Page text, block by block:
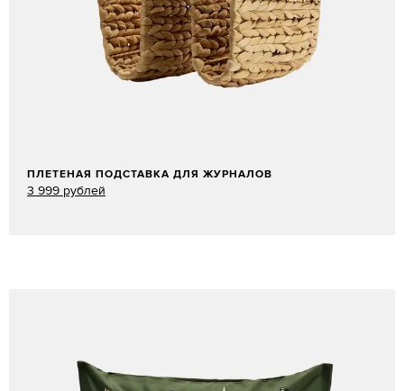
ПЛЕТЕНАЯ ПОДСТАВКА ДЛЯ ЖУРНАЛОВ
3 999 рублей